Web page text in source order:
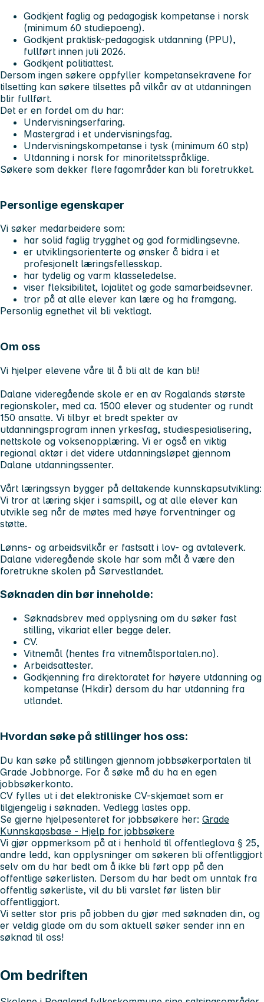
Godkjent faglig og pedagogisk kompetanse i norsk
(minimum 60 studiepoeng).
Godkjent praktisk-pedagogisk utdanning (PPU),
fullført innen juli 2026.
Godkjent politiattest.
Dersom ingen søkere oppfyller kompetansekravene for
tilsetting kan søkere tilsettes på vilkår av at utdanningen
blir fullført.
Det er en fordel om du har:
Undervisningserfaring.
Mastergrad i et undervisningsfag.
Undervisningskompetanse i tysk (minimum 60 stp)
Utdanning i norsk for minoritetsspråklige.
Søkere som dekker flere fagområder kan bli foretrukket.
Personlige egenskaper
Vi søker medarbeidere som:
har solid faglig trygghet og god formidlingsevne.
er utviklingsorienterte og ønsker å bidra i et
profesjonelt læringsfellesskap.
har tydelig og varm klasseledelse.
viser fleksibilitet, lojalitet og gode samarbeidsevner.
tror på at alle elever kan lære og ha framgang.
Personlig egnethet vil bli vektlagt.
Om oss
Vi hjelper elevene våre til å bli alt de kan bli!
Dalane videregående skole er en av Rogalands største
regionskoler, med ca. 1500 elever og studenter og rundt
150 ansatte. Vi tilbyr et bredt spekter av
utdanningsprogram innen yrkesfag, studiespesialisering,
nettskole og voksenopplæring. Vi er også en viktig
regional aktør i det videre utdanningsløpet gjennom
Dalane utdanningssenter.
Vårt læringssyn bygger på deltakende kunnskapsutvikling:
Vi tror at læring skjer i samspill, og at alle elever kan
utvikle seg når de møtes med høye forventninger og
støtte.
Lønns- og arbeidsvilkår er fastsatt i lov- og avtaleverk.
Dalane videregående skole har som mål å være den
foretrukne skolen på Sørvestlandet.
Søknaden din bør inneholde:
Søknadsbrev med opplysning om du søker fast
stilling, vikariat eller begge deler.
CV.
Vitnemål (hentes fra vitnemålsportalen.no).
Arbeidsattester.
Godkjenning fra direktoratet for høyere utdanning og
kompetanse (Hkdir) dersom du har utdanning fra
utlandet.
Hvordan søke på stillinger hos oss:
Du kan søke på stillingen gjennom jobbsøkerportalen til
Grade Jobbnorge. For å søke må du ha en egen
jobbsøkerkonto.
CV fylles ut i det elektroniske CV-skjemaet som er
tilgjengelig i søknaden. Vedlegg lastes opp.
Se gjerne hjelpesenteret for jobbsøkere her: Grade
Kunnskapsbase - Hjelp for jobbsøkere
Vi gjør oppmerksom på at i henhold til offentleglova § 25,
andre ledd, kan opplysninger om søkeren bli offentliggjort
selv om du har bedt om å ikke bli ført opp på den
offentlige søkerlisten. Dersom du har bedt om unntak fra
offentlig søkerliste, vil du bli varslet før listen blir
offentliggjort.
Vi setter stor pris på jobben du gjør med søknaden din, og
er veldig glade om du som aktuell søker sender inn en
søknad til oss!
Om bedriften